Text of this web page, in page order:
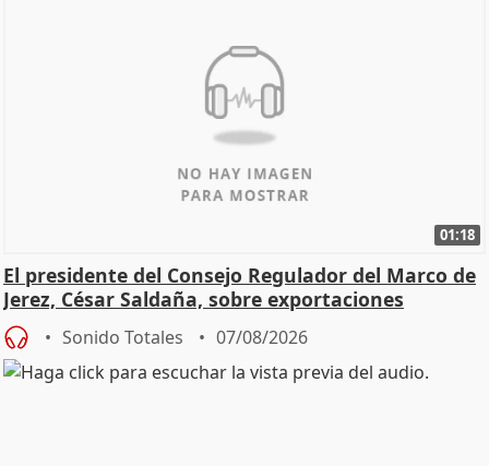
01:18
El presidente del Consejo Regulador del Marco de
Jerez, César Saldaña, sobre exportaciones
Sonido Totales 07/08/2026